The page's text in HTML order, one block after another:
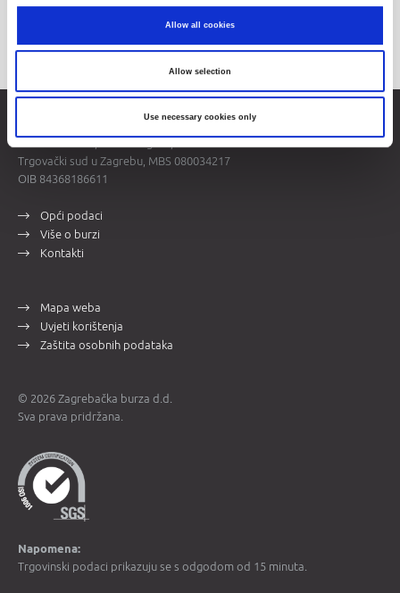
Allow all cookies
Allow selection
Use necessary cookies only
Trgovački sud u Zagrebu, MBS 080034217
OIB 84368186611
Opći podaci
Više o burzi
Kontakti
Mapa weba
Uvjeti korištenja
Zaštita osobnih podataka
© 2026 Zagrebačka burza d.d.
Sva prava pridržana.
Napomena:
Trgovinski podaci prikazuju se s odgodom od 15 minuta.